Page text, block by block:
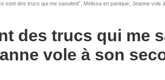
sont des trucs qui me saoulent", Melissa en panique, Jeanne vole
des trucs qui me
vole à son